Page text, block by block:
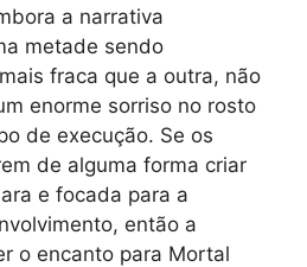
a narrativa
metade sendo
fraca que a outra, não
enorme sorriso no rosto
de execução. Se os
de alguma forma criar
e focada para a
então a
o encanto para Mortal